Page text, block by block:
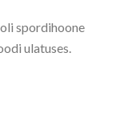
spordihoone
ulatuses.